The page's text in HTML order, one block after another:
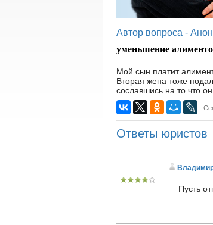
Автор вопроса -
уменьшение
Мой сын платит
Вторая жена тоже
сославшись на то что
Ответы юристов
Пусть